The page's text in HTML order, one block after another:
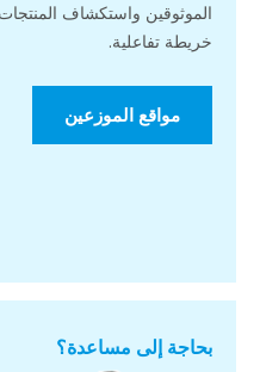
الموثوقين واستكشاف
خريطة تفاعلية.
مواقع الموزعين
بحاجة إلى مساعدة؟